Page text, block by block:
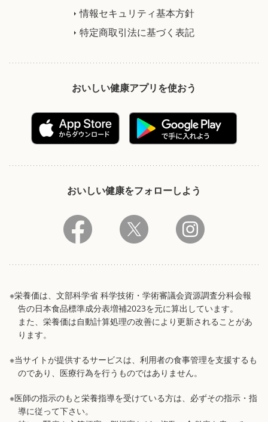
情報セキュリティ基本方針
特定商取引法に基づく表記
おいしい健康アプリを使おう
おいしい健康をフォローしよう
※栄養価は、文部科学省 科学技術・学術審議会資源調査分科会報
告の日本食品標準成分表増補2023を元に算出しています。
また、栄養価は自動計算処理の改善により更新されることがあ
ります。
※当サイトが提供するサービスは、利用者の食事管理を支援するも
のであり、医療行為を行うものではありません。
※医師の指示のもと栄養指導を受けている方は、必ずその指示・指
導に従って下さい。